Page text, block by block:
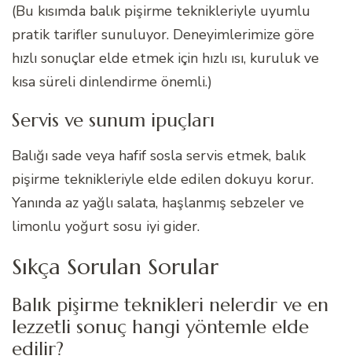
(Bu kısımda balık pişirme teknikleriyle uyumlu
pratik tarifler sunuluyor. Deneyimlerimize göre
hızlı sonuçlar elde etmek için hızlı ısı, kuruluk ve
kısa süreli dinlendirme önemli.)
Servis ve sunum ipuçları
Balığı sade veya hafif sosla servis etmek, balık
pişirme teknikleriyle elde edilen dokuyu korur.
Yanında az yağlı salata, haşlanmış sebzeler ve
limonlu yoğurt sosu iyi gider.
Sıkça Sorulan Sorular
Balık pişirme teknikleri nelerdir ve en
lezzetli sonuç hangi yöntemle elde
edilir?